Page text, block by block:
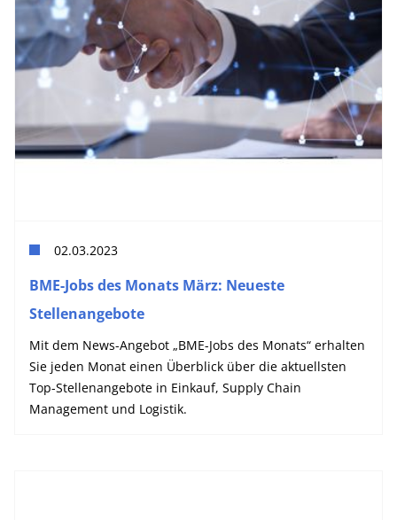
02.03.2023
BME-Jobs des Monats März: Neueste
Stellenangebote
Mit dem News-Angebot „BME-Jobs des Monats“ erhalten
Sie jeden Monat einen Überblick über die aktuellsten
Top-Stellenangebote in Einkauf, Supply Chain
Management und Logistik.